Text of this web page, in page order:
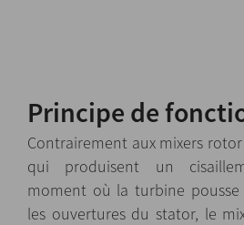
Principe de
Contrairement aux mixers
qui produisent un
moment où la turbine
les ouvertures du stator, le